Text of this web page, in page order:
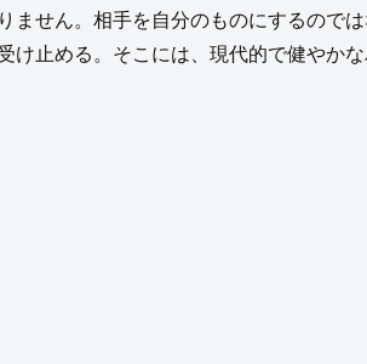
ません。相手を自分のものにするのでは
け止める。そこには、現代的で健やか